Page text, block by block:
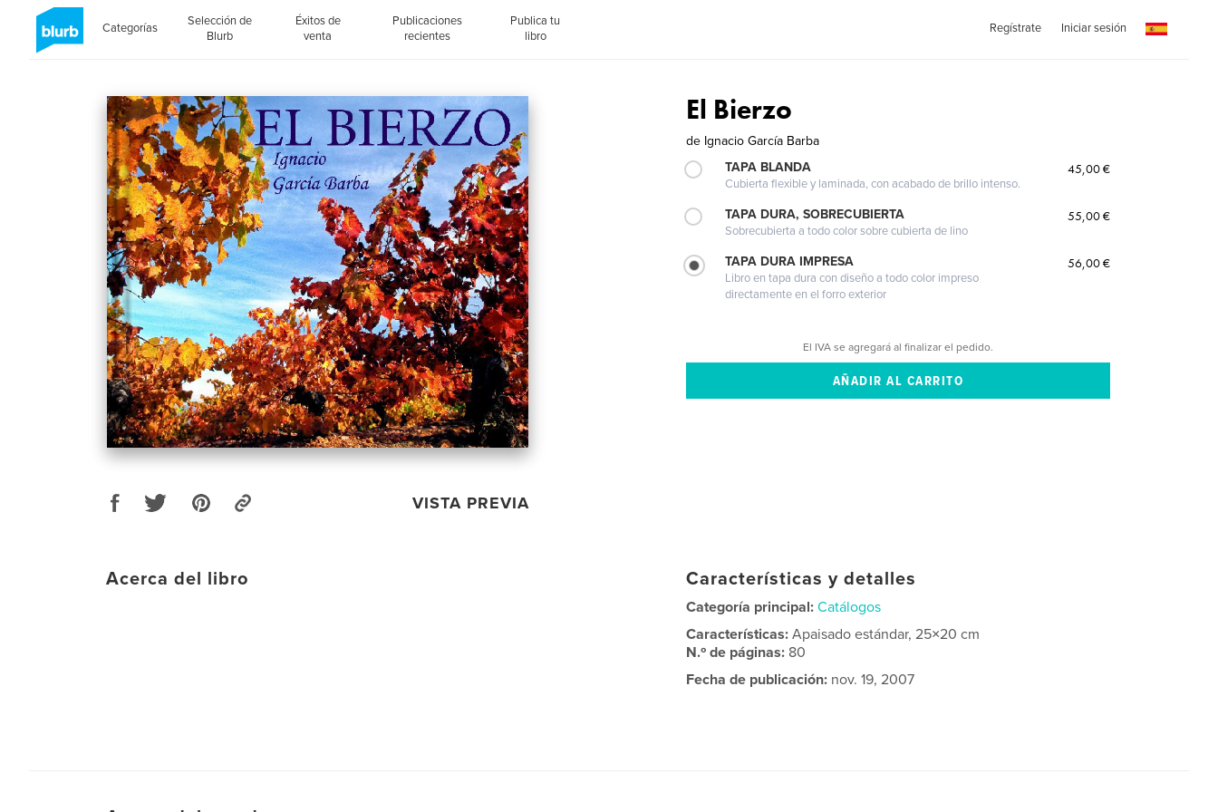
Categorías
Selección de
Blurb
Éxitos de
venta
Publicaciones
recientes
Publica tu
libro
Regístrate Iniciar sesión
VISTA PREVIA
El Bierzo
de Ignacio García Barba
TAPA BLANDA
Cubierta flexible y laminada, con acabado de brillo intenso.
45,00 €
TAPA DURA, SOBRECUBIERTA
Sobrecubierta a todo color sobre cubierta de lino
55,00 €
TAPA DURA IMPRESA
Libro en tapa dura con diseño a todo color impreso
directamente en el forro exterior
56,00 €
El IVA se agregará al finalizar el pedido.
Acerca del libro Características y detalles
Categoría principal: Catálogos
Características:Apaisado estándar, 25×20 cm
N.º de páginas: 80
Fecha de publicación: nov. 19, 2007